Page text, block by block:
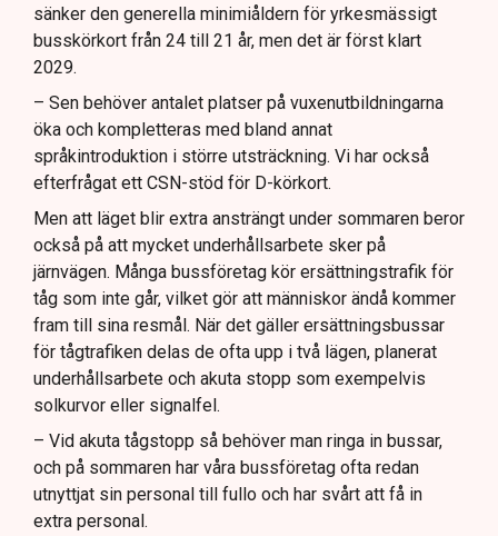
sänker den generella minimiåldern för yrkesmässigt
busskörkort från 24 till 21 år, men det är först klart
2029.
– Sen behöver antalet platser på vuxenutbildningarna
öka och kompletteras med bland annat
språkintroduktion i större utsträckning. Vi har också
efterfrågat ett CSN-stöd för D-körkort.
Men att läget blir extra ansträngt under sommaren beror
också på att mycket underhållsarbete sker på
järnvägen. Många bussföretag kör ersättningstrafik för
tåg som inte går, vilket gör att människor ändå kommer
fram till sina resmål. När det gäller ersättningsbussar
för tågtrafiken delas de ofta upp i två lägen, planerat
underhållsarbete och akuta stopp som exempelvis
solkurvor eller signalfel.
– Vid akuta tågstopp så behöver man ringa in bussar,
och på sommaren har våra bussföretag ofta redan
utnyttjat sin personal till fullo och har svårt att få in
extra personal.